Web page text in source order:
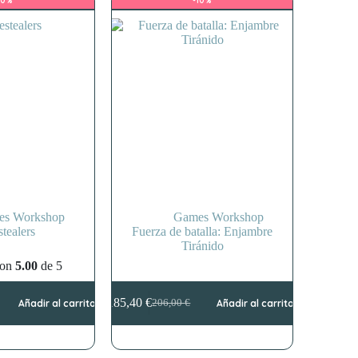
€.
€.
42,00 €.
37,80 €.
Workshop
5.00de 5
Añadir al carrito
Games Workshop
Fuerza de batalla: Enjambre
Tiránido
206,00€
El
precio
era:
185,40€El
precio
es:
Añadir al carrito